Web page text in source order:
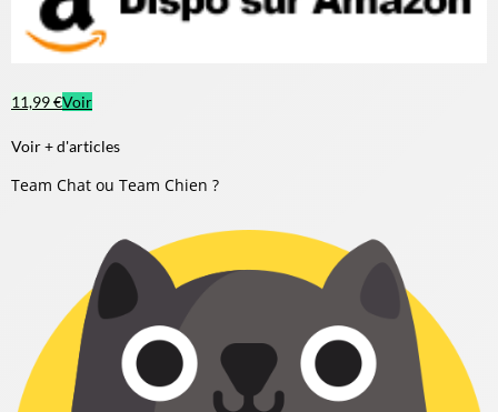
11,99 €Voir
Voir + d'articles
Team Chat ou Team Chien ?